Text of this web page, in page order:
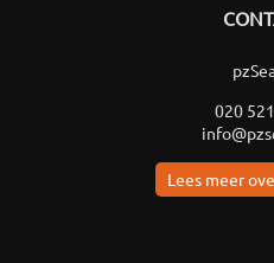
020
Lees meer